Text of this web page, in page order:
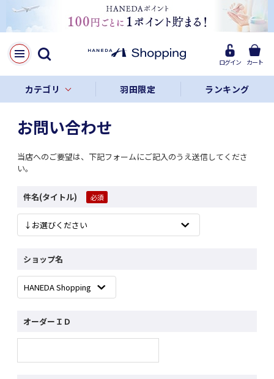
ログイン カート
カテゴリ 羽田限定 ランキング
お問い合わせ
当店へのご要望は、下記フォームにご記入のうえ送信してくださ
い。
件名(タイトル)
ショップ名
オーダーＩＤ